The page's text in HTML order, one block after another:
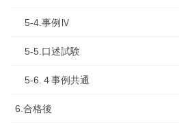
5-4.事例Ⅳ
5-5.口述試験
5-6.４事例共通
6.合格後